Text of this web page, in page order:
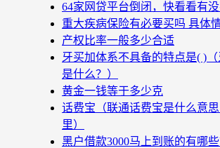
64家网贷平台倒闭，快看看有没
重大疾病保险有必要买吗 具体
产权比率一般多少合适
牙买加体系不具备的特点是( )
是什么？）
黄金一钱等于多少克
话费宝（联通话费宝是什么意
里）
黑户借款3000马上到账的有哪